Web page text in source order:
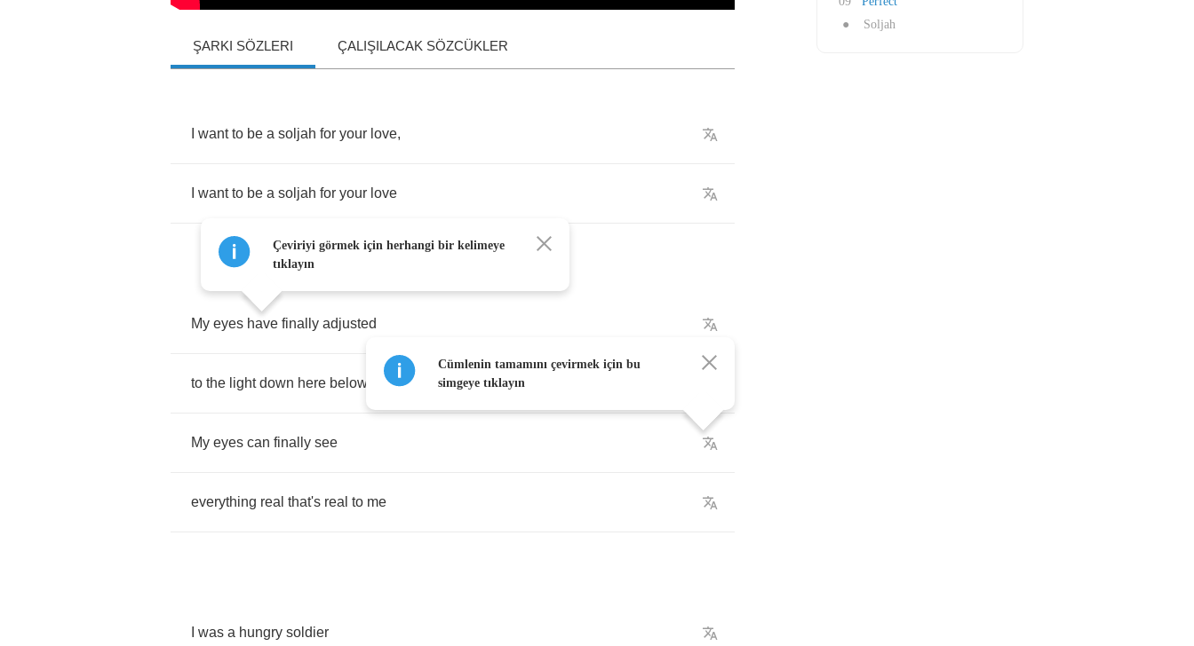
ŞARKI SÖZLERI ÇALIŞILACAK SÖZCÜKLER
want to be a soljah for your love,
want to be a soljah for your love
My eyes have finally adjusted
to the light down here below
My eyes can finally see
everything real that's real to me
was a hungry soldier
Çeviriyi görmek için herhangi bir kelimeye
tıklayın
Cümlenin tamamını çevirmek için bu
simgeye tıklayın
●
Soljah